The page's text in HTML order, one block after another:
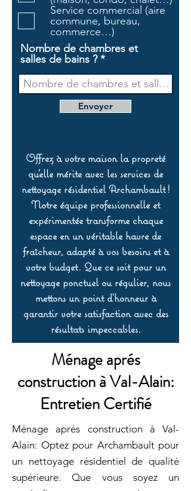
e
Service commercial (aire
commune, bureau,
commerce…)
Nombre de chambres et
salles de bains ?
Envoyer
Offrez à votre maison la propreté
qu’elle mérite avec les services de
nettoyage résidentiel Archambault !
Notre équipe professionnelle et
expérimentée transforme chaque
espace en un véritable havre de
fraîcheur, adapté à vos besoins et à
votre budget. Que ce soit pour un
nettoyage ponctuel ou régulier, nous
mettons un point d’honneur à
garantir votre satisfaction avec des
résultats impeccables.
Ménage aprés
construction à Val-Alain:
Entretien Certifié
Ménage aprés construction à Val-
Alain: Optez pour Archambault pour
un nettoyage résidentiel de qualité
supérieure. Que vous soyez un